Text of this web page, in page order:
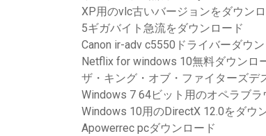
XP用のvlc古いバージョンをダウン
5ギガバイト急流をダウンロード
Canon ir-adv c5550ドライバーダウ
Netflix for windows 10無料ダウンロ
ザ・キング・オブ・ファイターズデ
Windows 7 64ビット用のオペラブラ
Windows 10用のDirectX 12.0をダウ
Apowerrec pcダウンロード